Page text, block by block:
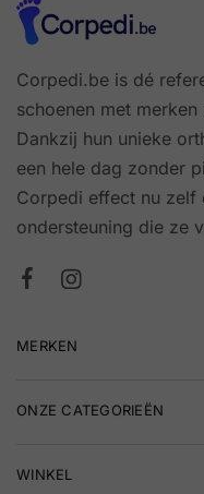
Corpedi.be is dé
schoenen met
Dankzij hun unieke
een hele dag zonder
Corpedi effect nu zelf
ondersteuning die ze
MERKEN
ONZE CATEGORIEËN
WINKEL